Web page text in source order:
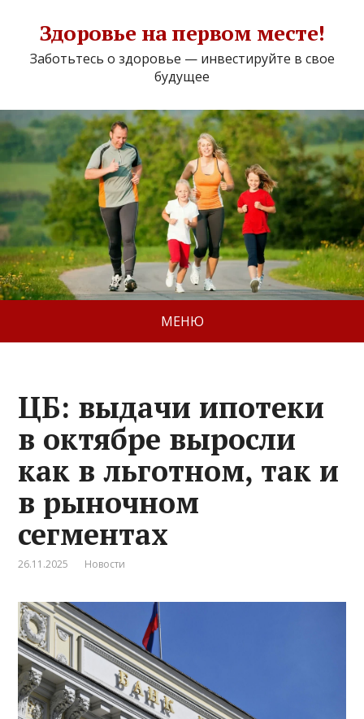
Здоровье на первом месте!
Заботьтесь о здоровье — инвестируйте в свое
будущее
МЕНЮ
ЦБ: выдачи ипотеки
в октябре выросли
как в льготном, так и
в рыночном
сегментах
26.11.2025 Новости